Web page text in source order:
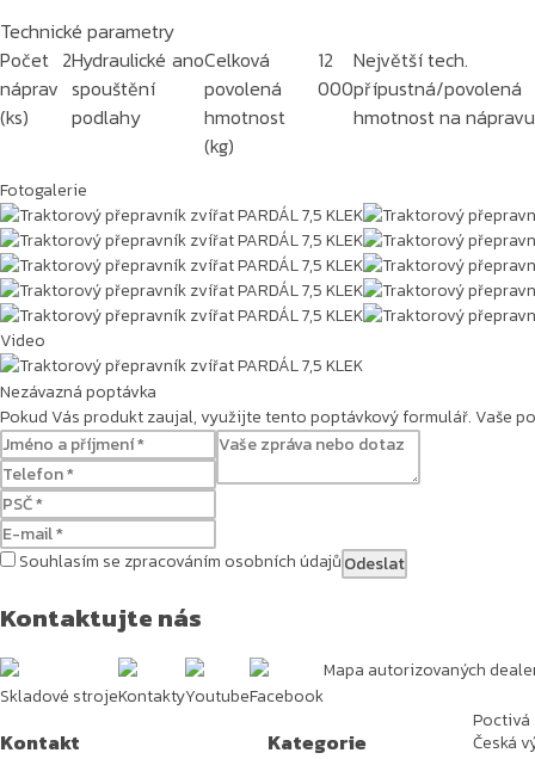
Technické parametry
Počet
náprav
(ks)
2Hydraulické
spouštění
podlahy
anoCelková
povolená
hmotnost
(kg)
12
000
Největší tech.
přípustná/povolená
hmotnost na
Fotogalerie
Video
Traktorový přepravník zvířat PARDÁL 7,5 KLEK
Nezávazná poptávka
Pokud Vás produkt zaujal, využijte tento poptávkový formulář. Vaše
Souhlasím se zpracováním osobních údajů
Kontaktujte nás
Skladové strojeKontaktyYoutubeFacebook
Mapa autorizovaných
Kontakt Kategorie
Poctivá
Česká